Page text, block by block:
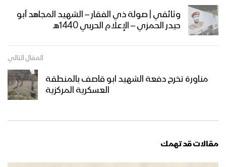
وثائقي | صولة ذي الفقار – الشهيد المجاهد أبو
حيدر الحمزي – الإعلام الحربي 1440هـ
المقال التالي
مناورة تخرج دفعة الشهيد ابو قاصف بالمنطقة
العسكرية المركزية
مقالات قد تهمك